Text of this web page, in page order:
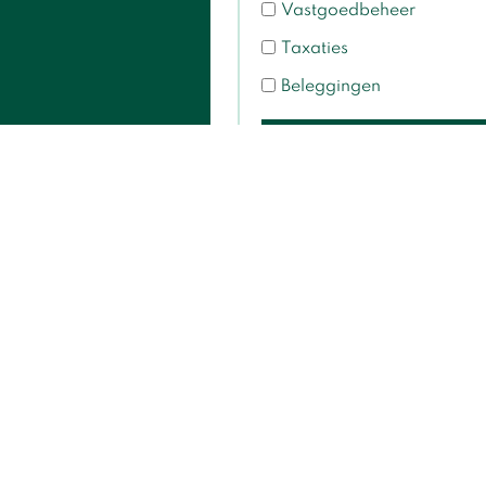
Vastgoedbeheer
Taxaties
Beleggingen